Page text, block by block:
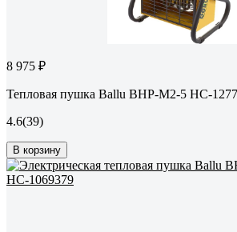
8 975 ₽
Тепловая пушка Ballu BHP-M2-5 НС-
4.6(39)
В корзину